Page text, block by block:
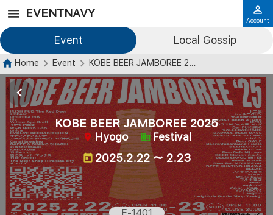
EVENTNAVY
Event Local Gossip
Account
Home Event KOBE BEER JAMBOREE 2025
KOBE BEER JAMBOREE 2025
Hyogo Festival
2025.2.22 ～ 2.23